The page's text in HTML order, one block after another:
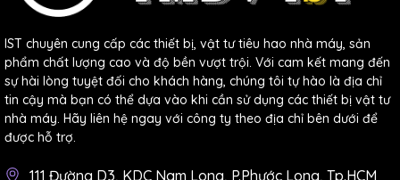
tạo đính trên bề mặt đĩa mài, làm cho quá trình mài
nhanh hơn và hiệu quả hơn so với giấy nhám thông
thường.
IST chuyên cung cấp các thiết bị, vật tư tiêu hao nhà máy, sản
phẩm chất lượng cao và độ bền vượt trội. Với cam kết mang đến
sự hài lòng tuyệt đối cho khách hàng, chúng tôi tự hào là địa chỉ
tin cậy mà bạn có thể dựa vào khi cần sử dụng các thiết bị vật tư
nhà máy. Hãy liên hệ ngay với công ty theo địa chỉ bên dưới để
được hỗ trợ.
111 Đường D3, KDC Nam Long, P.Phước Long, Tp.HCM